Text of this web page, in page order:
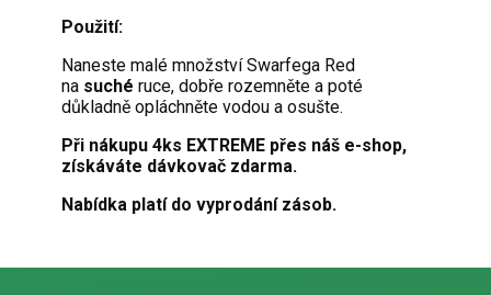
Použití:
Naneste malé množství Swarfega Red
na suché ruce, dobře rozemněte a poté
důkladně opláchněte vodou a osušte.
Při nákupu 4ks EXTREME přes náš e-shop,
získáváte dávkovač zdarma.
Nabídka platí do vyprodání zásob.